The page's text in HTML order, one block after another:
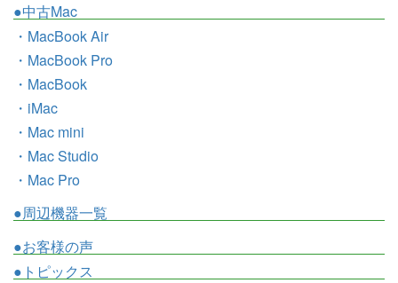
●中古Mac
・MacBook Air
・MacBook Pro
・MacBook
・iMac
・Mac mini
・Mac Studio
・Mac Pro
●周辺機器一覧
●お客様の声
●トピックス